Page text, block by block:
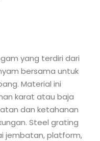
yang terdiri dari
bersama untuk
Material ini
karat atau baja
dan ketahanan
Steel grating
jembatan, platform,